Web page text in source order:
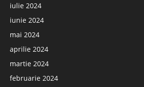
iulie 2024
iunie 2024
mai 2024
aprilie 2024
martie 2024
februarie 2024